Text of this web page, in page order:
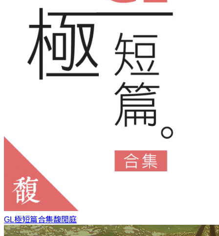
GL極短篇合集馥閒庭